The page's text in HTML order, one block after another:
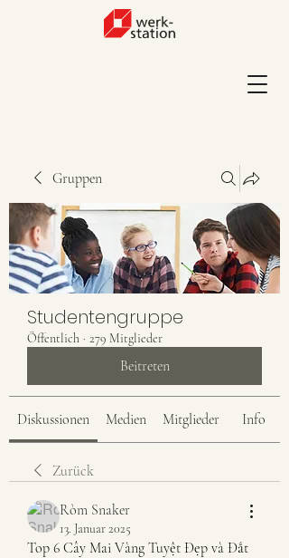
Gruppen
Studentengruppe
Öffentlich · 279 Mitglieder
Beitreten
Diskussionen Medien Mitglieder Info
Zurück
Ròm Snaker
13. Januar 2025
Top 6 Cây Mai Vàng Tuyệt Đẹp và Đắt